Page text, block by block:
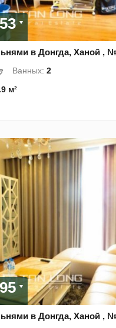
в Донгда, Ханой ,
Ванных:2
м²
в Донгда, Ханой ,